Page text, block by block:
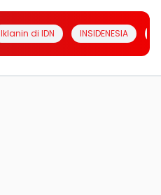
Iklanin di IDN INSIDENESIA